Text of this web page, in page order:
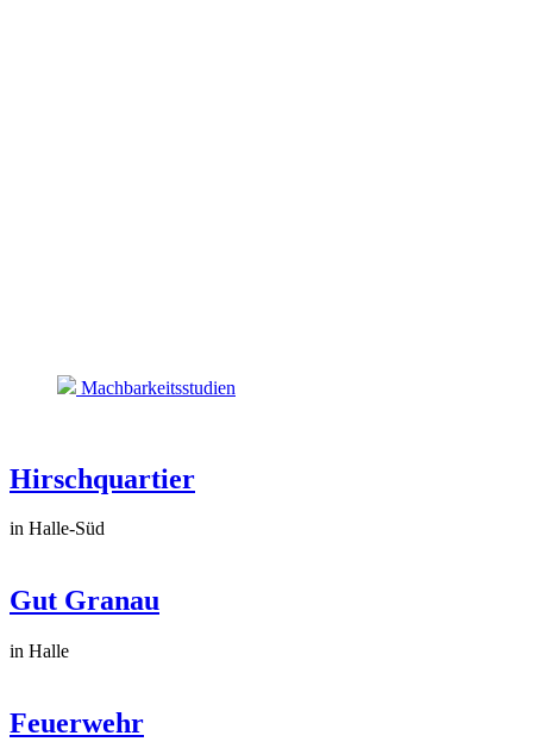
Machbarkeitsstudien
Hirschquartier
in Halle-Süd
Gut Granau
in Halle
Feuerwehr